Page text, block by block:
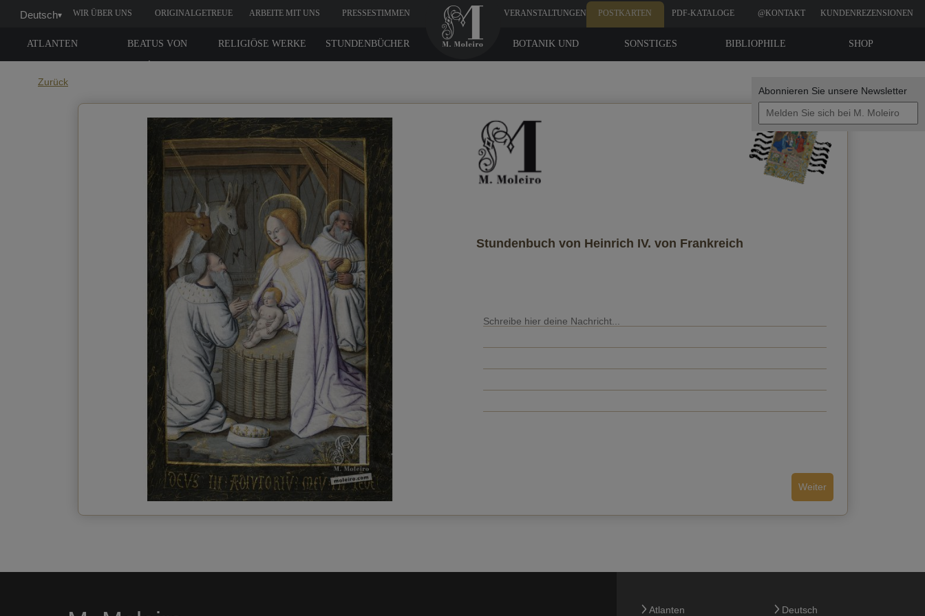
Abonnieren Sie unsere Newsletter
Deutsch▾ WIR ÜBER UNS ORIGINALGETREUE ARBEITE MIT UNS PRESSESTIMMEN VERANSTALTUNGEN POSTKARTEN PDF-KATALOGE @KONTAKT KUNDENREZENSIONEN
ATLANTEN BEATUS VON RELIGIÖSE WERKE STUNDENBÜCHER SHOP
BIBLIOPHILE
SONSTIGES
BOTANIK UND
Zurück
Stundenbuch von Heinrich IV. von Frankreich
Weiter
Deine Daten
Eine Kopie an meine E-Mail senden
Daten des Empfängers
Wann möchtest du, dass er es erhält?
Zurück
Sende die Grußkarte
Atlanten
Deutsch